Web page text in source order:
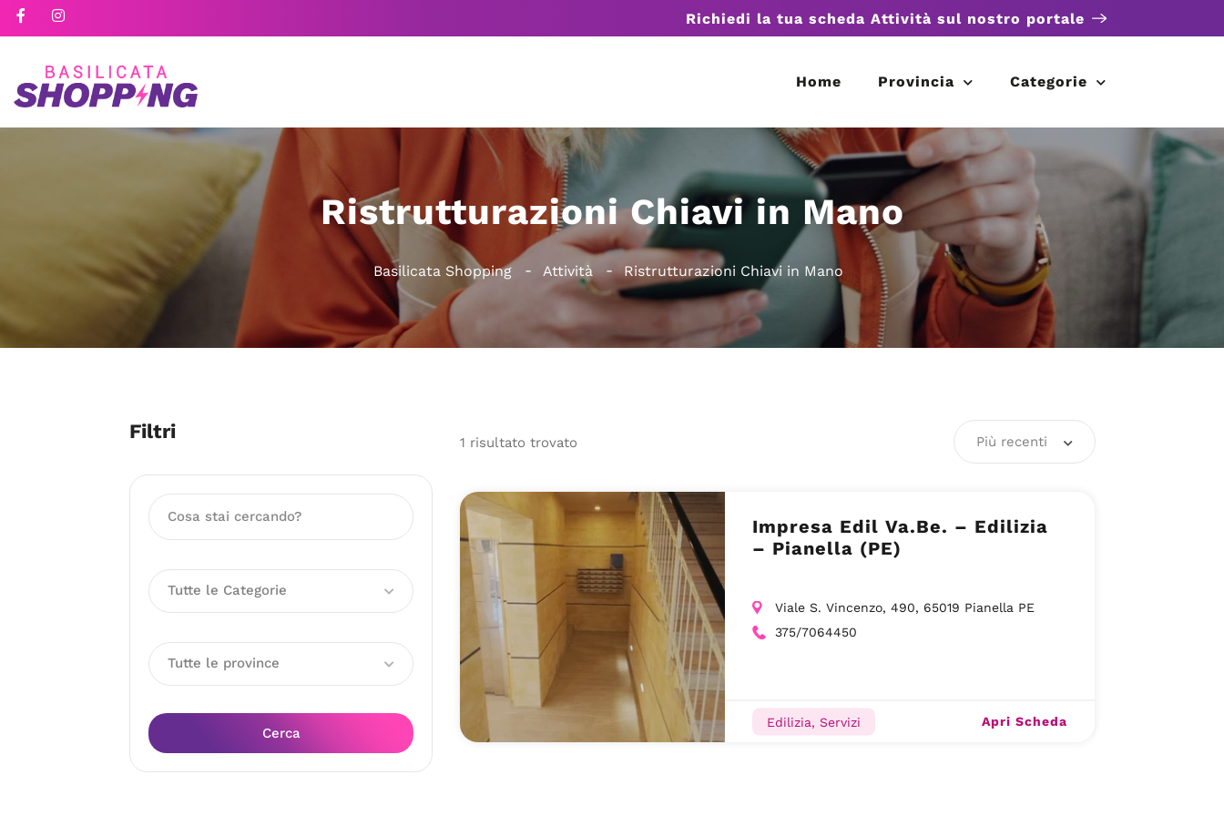
Richiedi la tua scheda Attività sul nostro portale
Home Provincia Categorie
Ristrutturazioni Chiavi in Mano
Basilicata Shopping Attività Ristrutturazioni Chiavi in Mano
Filtri
Tutte le Categorie
Tutte le province
Cerca
1 risultato trovato Più recenti
Impresa Edil Va.Be. – Edilizia
– Pianella (PE)
Viale S. Vincenzo, 490, 65019 Pianella PE
375/7064450
Edilizia, Servizi Apri Scheda